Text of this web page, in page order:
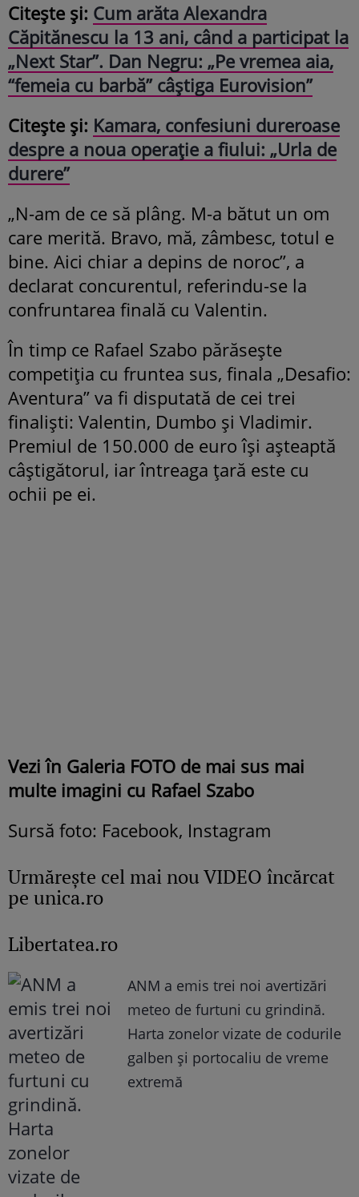
Citește și: Cum arăta Alexandra
Căpitănescu la 13 ani, când a participat la
„Next Star”. Dan Negru: „Pe vremea aia,
“femeia cu barbă” câștiga Eurovision”
Citește și: Kamara, confesiuni dureroase
despre a noua operație a fiului: „Urla de
durere”
„N-am de ce să plâng. M-a bătut un om
care merită. Bravo, mă, zâmbesc, totul e
bine. Aici chiar a depins de noroc”, a
declarat concurentul, referindu-se la
confruntarea finală cu Valentin.
În timp ce Rafael Szabo părăsește
competiția cu fruntea sus, finala „Desafio:
Aventura” va fi disputată de cei trei
finaliști: Valentin, Dumbo și Vladimir.
Premiul de 150.000 de euro își așteaptă
câștigătorul, iar întreaga țară este cu
ochii pe ei.
Vezi în Galeria FOTO de mai sus mai
multe imagini cu Rafael Szabo
Sursă foto: Facebook, Instagram
Urmăreşte cel mai nou VIDEO încărcat
pe unica.ro
Libertatea.ro
ANM a emis trei noi avertizări
meteo de furtuni cu grindină.
Harta zonelor vizate de codurile
galben și portocaliu de vreme
extremă